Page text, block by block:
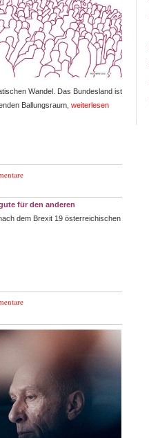
Wandel. Das Bundesland ist
Ballungsraum, weiterlesen
für den anderen
dem Brexit 19 österreichischen